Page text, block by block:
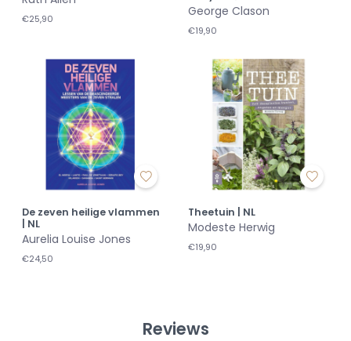
€25,90 George Clason
€19,90
De zeven heilige vlammen
| NL
Aurelia Louise Jones
€24,50
Theetuin | NL
Modeste Herwig
€19,90
Reviews